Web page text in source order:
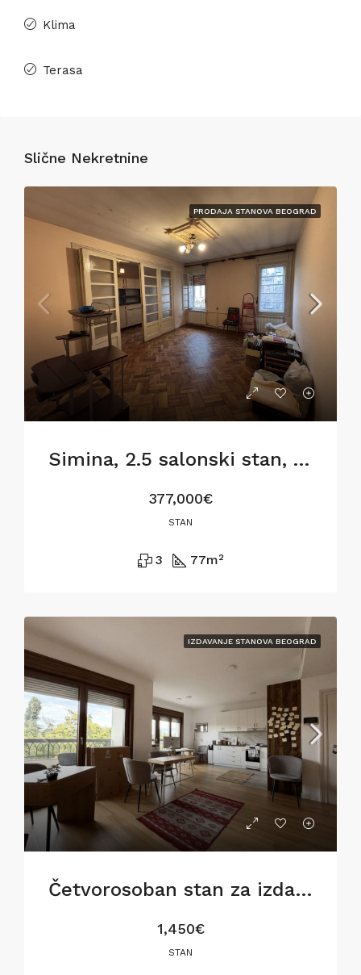
Klima
Terasa
Slične Nekretnine
PRODAJA STANOVA BEOGRAD
Simina, 2.5 salonski stan, 77m2, za renoviranje
377,000€
STAN
3 77m²
IZDAVANJE STANOVA BEOGRAD
Četvorosoban stan za izdavanje na Dorćolu, 81m2
1,450€
STAN